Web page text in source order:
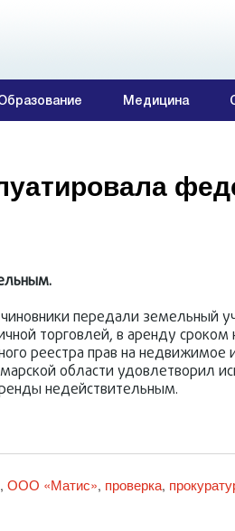
Медицина
передали земельный
торговлей, в аренду сроком
реестра прав на
области удовлетворил
недействительным.
, ООО «Матис», проверка,